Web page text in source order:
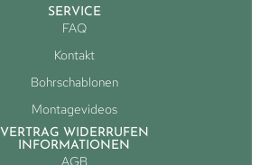
SERVICE
FAQ
Kontakt
Bohrschablonen
Montagevideos
VERTRAG WIDERRUFEN
INFORMATIONEN
AGB